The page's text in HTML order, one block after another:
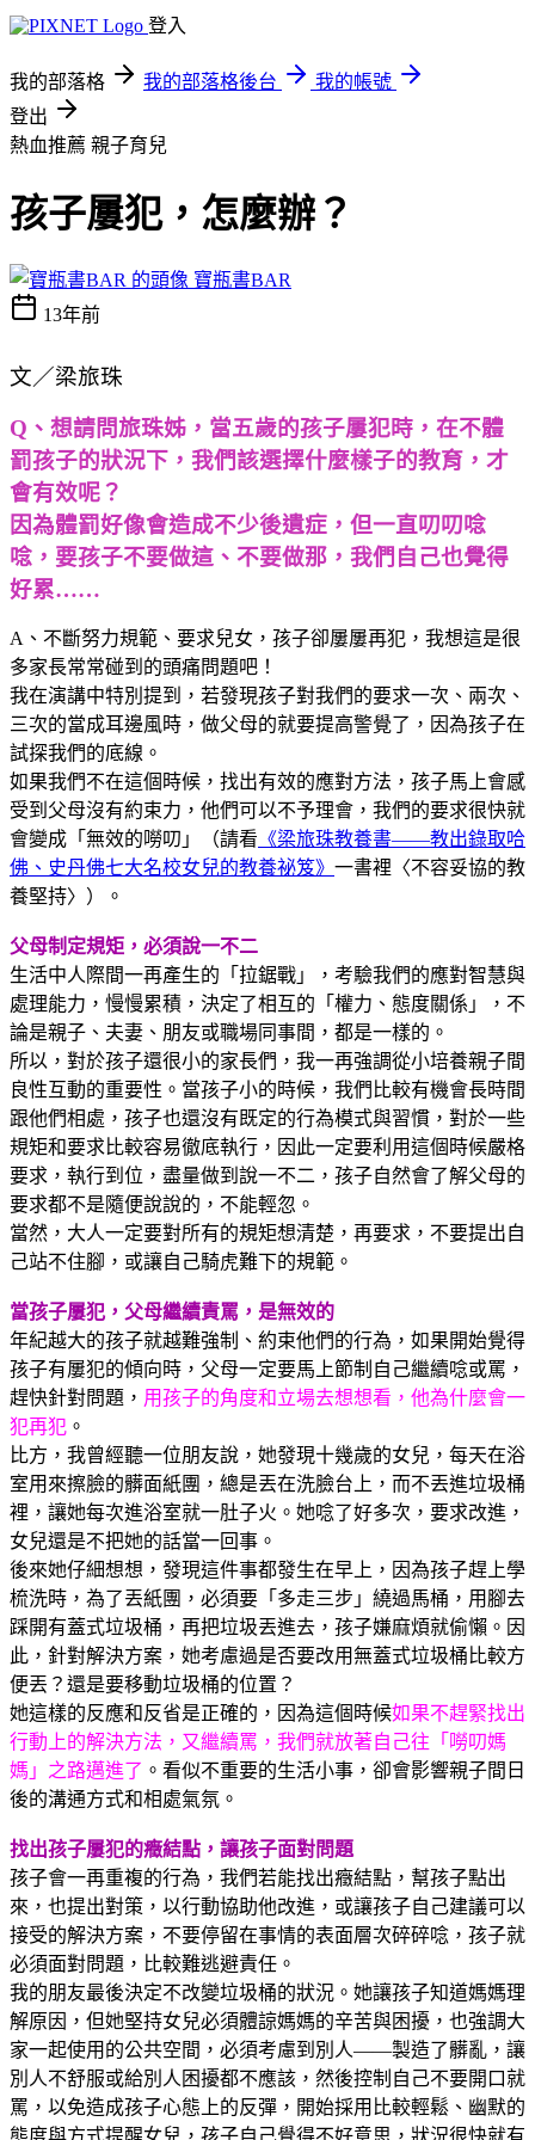
登入
我的部落格 我的部落格後台
我的帳號
登出
熱血推薦 親子育兒
孩子屢犯，怎麼辦？
寶瓶書BAR
13年前
文／梁旅珠
Q、想請問旅珠姊，當五歲的孩子屢犯時，在不體
罰孩子的狀況下，我們該選擇什麼樣子的教育，才
會有效呢？
因為體罰好像會造成不少後遺症，但一直叨叨唸
唸，要孩子不要做這、不要做那，我們自己也覺得
好累……
A、不斷努力規範、要求兒女，孩子卻屢屢再犯，我想這是很
多家長常常碰到的頭痛問題吧！
我在演講中特別提到，若發現孩子對我們的要求一次、兩次、
三次的當成耳邊風時，做父母的就要提高警覺了，因為孩子在
試探我們的底線。
如果我們不在這個時候，找出有效的應對方法，孩子馬上會感
受到父母沒有約束力，他們可以不予理會，我們的要求很快就
會變成「無效的嘮叨」（請看 《梁旅珠教養書——教出錄取哈
佛、史丹佛七大名校女兒的教養祕笈》 一書裡〈不容妥協的教
養堅持〉）。
父母制定規矩，必須說一不二
生活中人際間一再產生的「拉鋸戰」，考驗我們的應對智慧與
處理能力，慢慢累積，決定了相互的「權力、態度關係」，不
論是親子、夫妻、朋友或職場同事間，都是一樣的。
所以，對於孩子還很小的家長們，我一再強調從小培養親子間
良性互動的重要性。當孩子小的時候，我們比較有機會長時間
跟他們相處，孩子也還沒有既定的行為模式與習慣，對於一些
規矩和要求比較容易徹底執行，因此一定要利用這個時候嚴格
要求，執行到位，盡量做到說一不二，孩子自然會了解父母的
要求都不是隨便說說的，不能輕忽。
當然，大人一定要對所有的規矩想清楚，再要求，不要提出自
己站不住腳，或讓自己騎虎難下的規範。
當孩子屢犯，父母繼續責罵，是無效的
年紀越大的孩子就越難強制、約束他們的行為，如果開始覺得
孩子有屢犯的傾向時，父母一定要馬上節制自己繼續唸或罵，
趕快針對問題， 用孩子的角度和立場去想想看，他為什麼會一
犯再犯 。
比方，我曾經聽一位朋友說，她發現十幾歲的女兒，每天在浴
室用來擦臉的髒面紙團，總是丟在洗臉台上，而不丟進垃圾桶
裡，讓她每次進浴室就一肚子火。她唸了好多次，要求改進，
女兒還是不把她的話當一回事。
後來她仔細想想，發現這件事都發生在早上，因為孩子趕上學
梳洗時，為了丟紙團，必須要「多走三步」繞過馬桶，用腳去
踩開有蓋式垃圾桶，再把垃圾丟進去，孩子嫌麻煩就偷懶。因
此，針對解決方案，她考慮過是否要改用無蓋式垃圾桶比較方
便丟？還是要移動垃圾桶的位置？
她這樣的反應和反省是正確的，因為這個時候如果不趕緊找出
行動上的解決方法，又繼續罵，我們就放著自己往「嘮叨媽
媽」之路邁進了 。看似不重要的生活小事，卻會影響親子間日
後的溝通方式和相處氣氛。
找出孩子屢犯的癥結點，讓孩子面對問題
孩子會一再重複的行為，我們若能找出癥結點，幫孩子點出
來，也提出對策，以行動協助他改進，或讓孩子自己建議可以
接受的解決方案，不要停留在事情的表面層次碎碎唸，孩子就
必須面對問題，比較難逃避責任。
我的朋友最後決定不改變垃圾桶的狀況。她讓孩子知道媽媽理
解原因，但她堅持女兒必須體諒媽媽的辛苦與困擾，也強調大
家一起使用的公共空間，必須考慮到別人——製造了髒亂，讓
別人不舒服或給別人困擾都不應該，然後控制自己不要開口就
罵，以免造成孩子心態上的反彈，開始採用比較輕鬆、幽默的
態度與方式提醒女兒，孩子自己覺得不好意思，狀況很快就有